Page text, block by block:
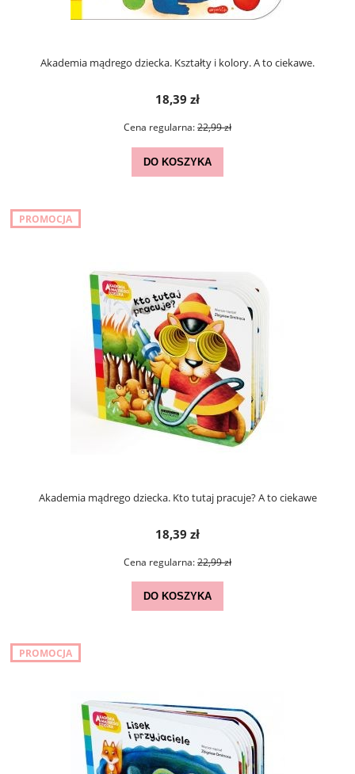
Akademia mądrego dziecka. Kształty i kolory. A to ciekawe.
18,39 zł
Cena regularna:22,99 zł
DO KOSZYKA
Akademia mądrego dziecka. Kto tutaj pracuje? A to ciekawe
18,39 zł
Cena regularna:22,99 zł
DO KOSZYKA
PROMOCJA
PROMOCJA